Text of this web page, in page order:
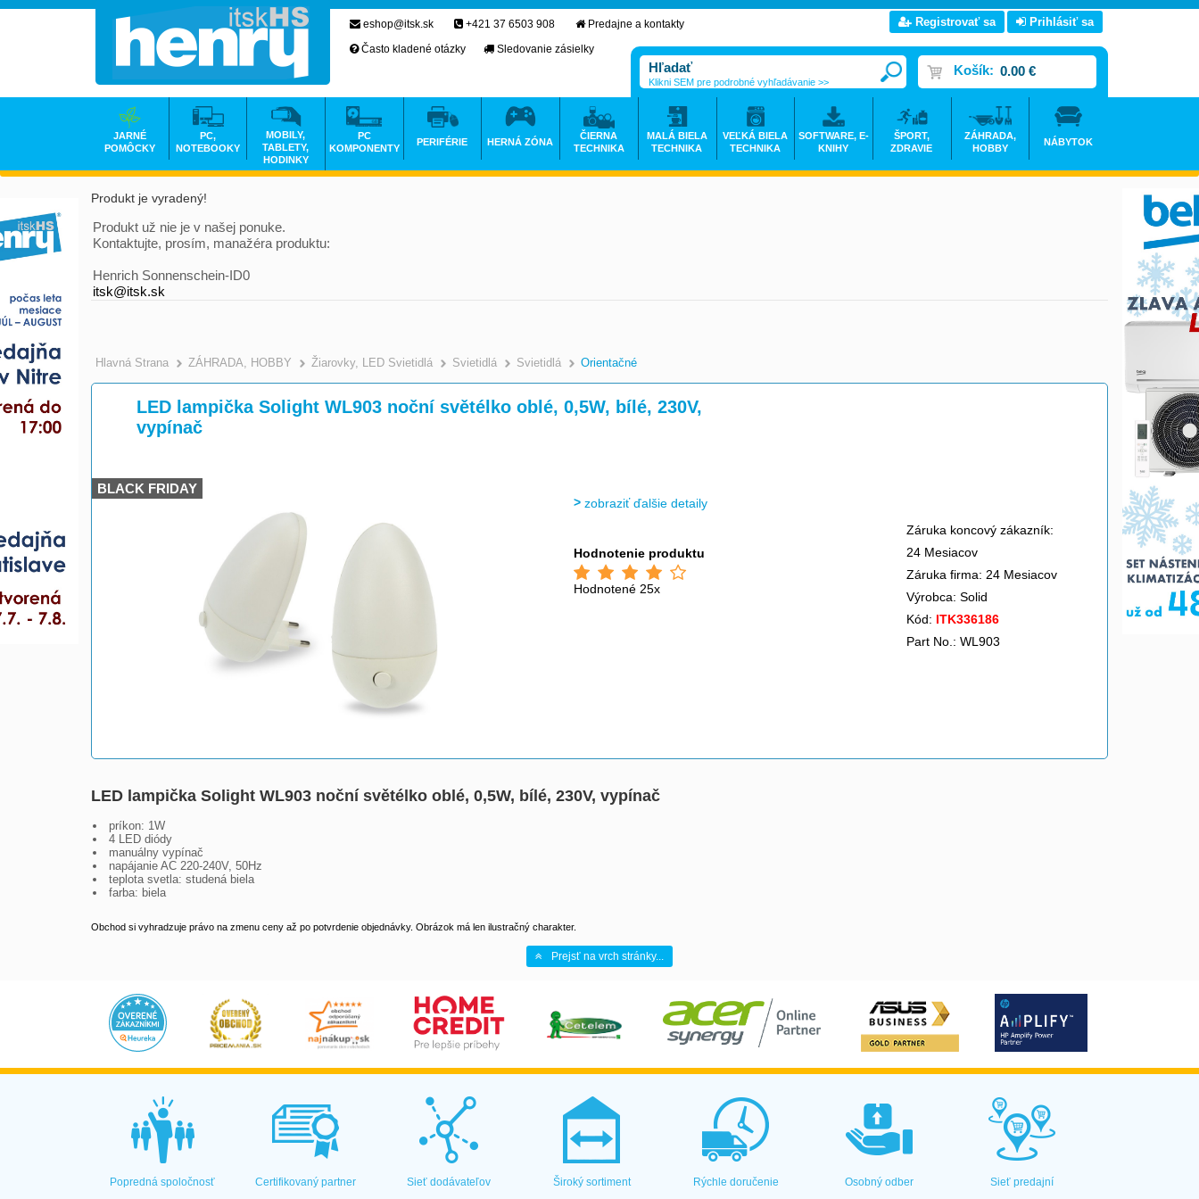
Produkt je vyradený!
Produkt už nie je v našej ponuke.
Kontaktujte, prosím, manažéra produktu:
Henrich Sonnenschein-ID0
itsk@itsk.sk
Hlavná Strana >
ZÁHRADA, HOBBY >
Žiarovky, LED Svietidlá >
Svietidlá >
Svietidlá >
Orientačné
LED lampička Solight WL903 noční světélko oblé, 0,5W, bílé, 230V,
vypínač
BLACK FRIDAY
zobraziť ďalšie detaily
Hodnotenie produktu
Hodnotené 25x
Záruka koncový zákazník:
24 Mesiacov
Záruka firma: 24 Mesiacov
Výrobca: Solid
Kód: ITK336186
Part No.: WL903
LED lampička Solight WL903 noční světélko oblé, 0,5W, bílé, 230V, vypínač
príkon: 1W
4 LED diódy
manuálny vypínač
napájanie AC 220-240V, 50Hz
teplota svetla: studená biela
farba: biela
Obchod si vyhradzuje právo na zmenu ceny až po potvrdenie objednávky. Obrázok má len ilustračný charakter.
Prejsť na vrch stránky...
eshop@itsk.sk +421 37 6503 908
Predajne a kontakty
Často kladené otázky
Sledovanie zásielky
Registrovať sa Prihlásiť sa
Košík: 0.00 €
Klikni SEM pre podrobné vyhľadávanie >>
JARNÉ
POMÔCKY
PC,
NOTEBOOKY
MOBILY,
TABLETY,
HODINKY
PC
KOMPONENTY
PERIFÉRIE HERNÁ ZÓNA
ČIERNA
TECHNIKA
MALÁ BIELA
TECHNIKA
VEĽKÁ BIELA
TECHNIKA
SOFTWARE, E-
KNIHY
ŠPORT,
ZDRAVIE
ZÁHRADA,
HOBBY
NÁBYTOK
Popredná spoločnosť Certifikovaný partner Sieť dodávateľov Široký sortiment Rýchle doručenie Osobný odber Sieť predajní